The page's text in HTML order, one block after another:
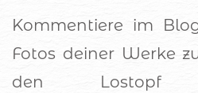
Kommentiere im
Fotos deiner Werke
den